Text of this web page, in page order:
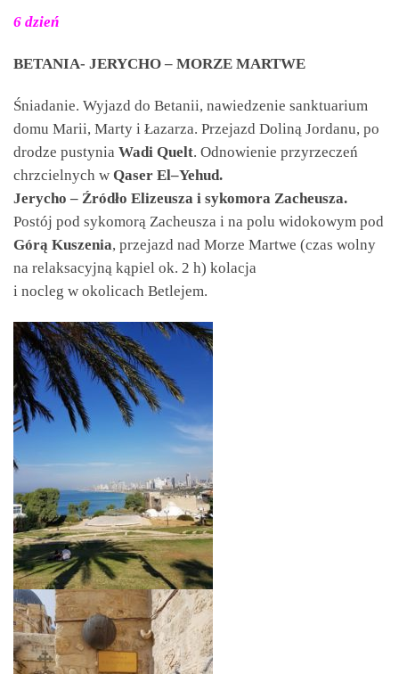
6 dzień
BETANIA- JERYCHO – MORZE MARTWE
Śniadanie. Wyjazd do Betanii, nawiedzenie sanktuarium
domu Marii, Marty i Łazarza. Przejazd Doliną Jordanu, po
drodze pustynia Wadi Quelt. Odnowienie przyrzeczeń
chrzcielnych w Qaser El–Yehud.
Jerycho – Źródło Elizeusza i sykomora Zacheusza.
Postój pod sykomorą Zacheusza i na polu widokowym pod
Górą Kuszenia, przejazd nad Morze Martwe (czas wolny
na relaksacyjną kąpiel ok. 2 h) kolacja
i nocleg w okolicach Betlejem.